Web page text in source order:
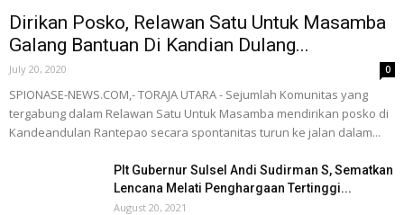
Dirikan Posko, Relawan Satu Untuk Masamba
Galang Bantuan Di Kandian Dulang...
July 20, 2020 0
SPIONASE-NEWS.COM,- TORAJA UTARA - Sejumlah Komunitas yang
tergabung dalam Relawan Satu Untuk Masamba mendirikan posko di
Kandeandulan Rantepao secara spontanitas turun ke jalan dalam...
Plt Gubernur Sulsel Andi Sudirman S, Sematkan
Lencana Melati Penghargaan Tertinggi...
August 20, 2021